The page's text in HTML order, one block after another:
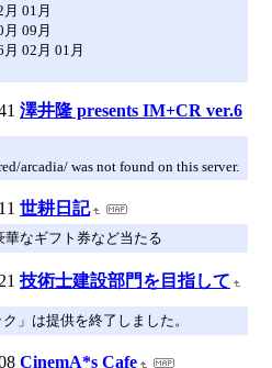
01月
09月
02月 01月
澤井隆 presents IM+CR ver.6
arcadia/ was not found on this server.
世耕日記
華なギフト券など当たる
技術士建設部門を目指して
」は提供を終了しました。
CinemA*s Cafe